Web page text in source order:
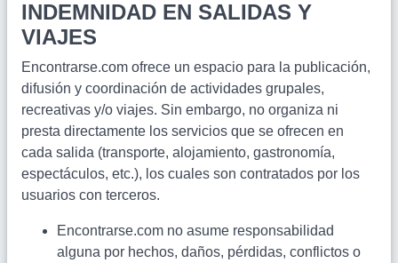
INDEMNIDAD EN SALIDAS Y
VIAJES
Encontrarse.com ofrece un espacio para la publicación,
difusión y coordinación de actividades grupales,
recreativas y/o viajes. Sin embargo, no organiza ni
presta directamente los servicios que se ofrecen en
cada salida (transporte, alojamiento, gastronomía,
espectáculos, etc.), los cuales son contratados por los
usuarios con terceros.
Encontrarse.com no asume responsabilidad
alguna por hechos, daños, pérdidas, conflictos o